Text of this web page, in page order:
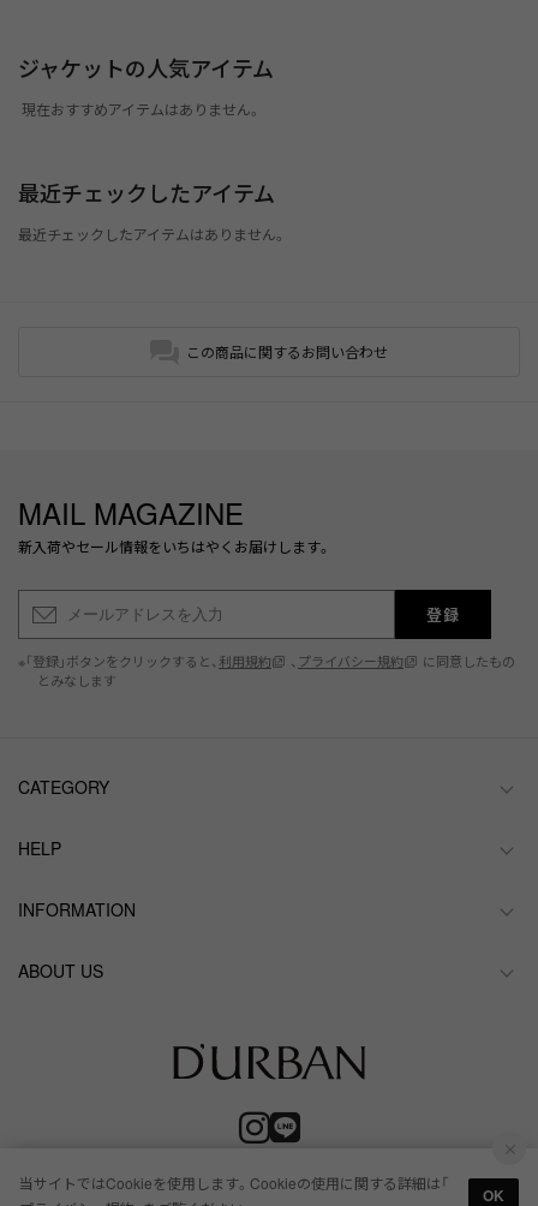
ジャケットの人気アイテム
現在おすすめアイテムはありません。
最近チェックしたアイテム
最近チェックしたアイテムはありません。
この商品に関するお問い合わせ
MAIL MAGAZINE
新入荷やセール情報をいちはやくお届けします。
登録
※「登録」ボタンをクリックすると、 利用規約 、 プライバシー規約
に同意したもの
とみなします
CATEGORY
HELP
INFORMATION
ABOUT US
当サイトではCookieを使用します。Cookieの使用に関する詳細は「
OK